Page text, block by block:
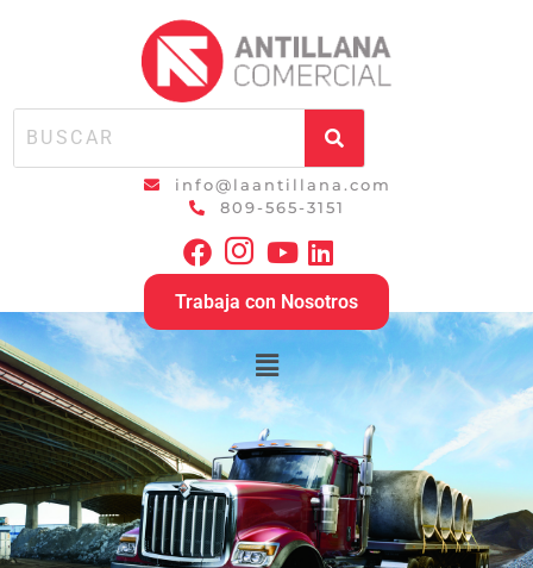
info@laantillana.com
809-565-3151
Trabaja con Nosotros